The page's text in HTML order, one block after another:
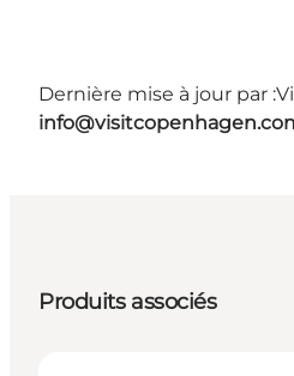
Dernière mise à jour par :
Produits associés